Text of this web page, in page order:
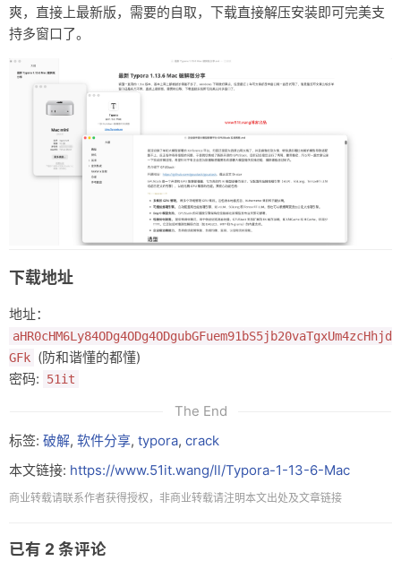
生活
AI
归档
友链
关于
爽，直接上最新版，需要的自取，下载直接解压安装即可完美支
持多窗口了。
下载地址
地址：
aHR0cHM6Ly84ODg4ODg4ODgubGFuem91bS5jb20vaTgxUm4zcHhjd
GFk (防和谐懂的都懂)
密码:
51it
The End
标签: 破解, 软件分享, typora, crack
本文链接: https://www.51it.wang/ll/Typora-1-13-6-Mac
商业转载请联系作者获得授权，非商业转载请注明本文出处及文章链接
已有 2 条评论